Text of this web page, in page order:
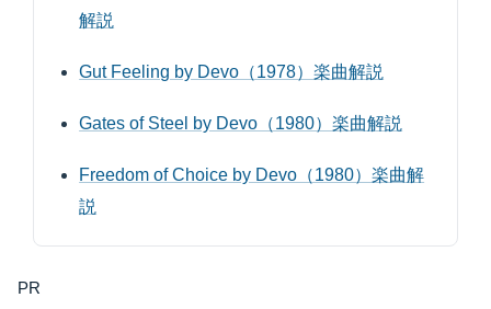
解説
Gut Feeling by Devo（1978）楽曲解説
Gates of Steel by Devo（1980）楽曲解説
Freedom of Choice by Devo（1980）楽曲解
説
PR